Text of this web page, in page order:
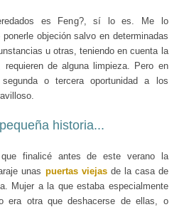
es Feng?, sí lo es. Me lo
objeción salvo en determinadas
u otras, teniendo en cuenta la
de alguna limpieza. Pero en
o tercera oportunidad a los
historia...
finalicé antes de este verano la
unas puertas viejasde la casa de
Mujer a la que estaba especialmente
era otra que deshacerse de ellas, o